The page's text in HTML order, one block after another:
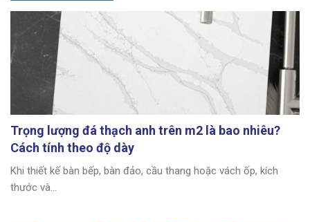
Trọng lượng đá thạch anh trên m2 là bao nhiêu?
Cách tính theo độ dày
Khi thiết kế bàn bếp, bàn đảo, cầu thang hoặc vách ốp, kích
thước và...